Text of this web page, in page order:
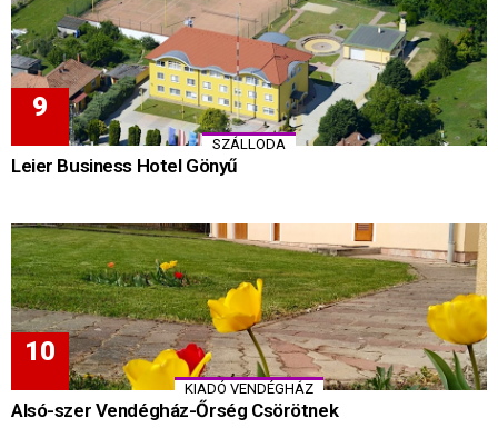
SZÁLLODA
Leier Business Hotel Gönyű
KIADÓ VENDÉGHÁZ
Alsó-szer Vendégház-Őrség Csörötnek